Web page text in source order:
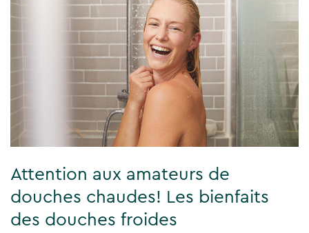
Attention aux amateurs de
douches chaudes! Les bienfaits
des douches froides